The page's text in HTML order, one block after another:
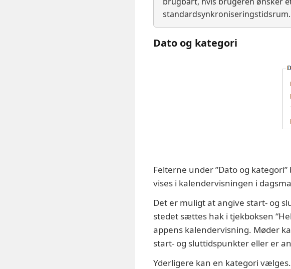
standardsynkroniseringstidsrum.
Dato og kategori
Felterne under ”Dato og
vises i kalendervisningen i
Det er muligt at angive start- og
stedet sættes hak i tjekboksen
appens kalendervisning. Møder
start- og sluttidspunkter eller er
Yderligere kan en kategori